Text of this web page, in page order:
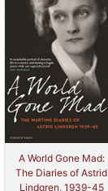
A World Gone Mad:
The Diaries of Astrid
Lindgren, 1939-45